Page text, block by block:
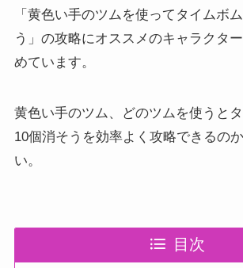
「黄色い手のツムを使ってタイムボ
う」の攻略にオススメのキャラクタ
めています。
黄色い手のツム、どのツムを使うと
10個消そうを効率よく攻略できるの
い。
目次